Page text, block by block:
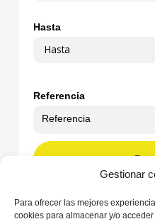
Gestionar
Para ofrecer las mejores
cookies para almacenar y/o
Hasta
Referencia